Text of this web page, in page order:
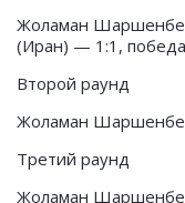
Жоламан
(Иран) — 1:1,
Второй раунд
Жоламан
Третий раунд
Жоламан